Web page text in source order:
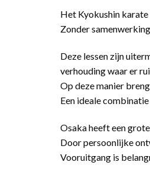
Het Kyokushin karate
Zonder
Deze lessen zijn
verhouding waar er
Op deze manier
Een ideale
Osaka heeft een
Door persoonlijke
Vooruitgang is